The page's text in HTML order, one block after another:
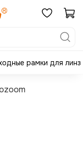
рамки для линз